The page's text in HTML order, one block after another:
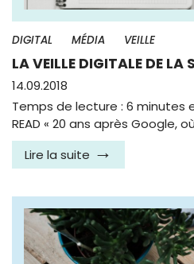
DIGITAL MÉDIA VEILLE
LA VEILLE DIGITALE DE LA
14.09.2018
Temps de lecture : 6 minutes
READ « 20 ans après Google,
Lire la suite